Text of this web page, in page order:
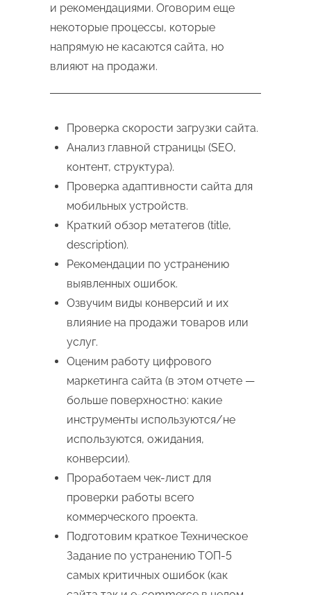
и рекомендациями. Оговорим еще
некоторые процессы, которые
напрямую не касаются сайта, но
влияют на продажи.
Проверка скорости загрузки сайта.
Анализ главной страницы (SEO,
контент, структура).
Проверка адаптивности сайта для
мобильных устройств.
Краткий обзор метатегов (title,
description).
Рекомендации по устранению
выявленных ошибок.
Озвучим виды конверсий и их
влияние на продажи товаров или
услуг.
Оценим работу цифрового
маркетинга сайта (в этом отчете —
больше поверхностно: какие
инструменты используются/не
используются, ожидания,
конверсии).
Проработаем чек-лист для
проверки работы всего
коммерческого проекта.
Подготовим краткое Техническое
Задание по устранению ТОП-5
самых критичных ошибок (как